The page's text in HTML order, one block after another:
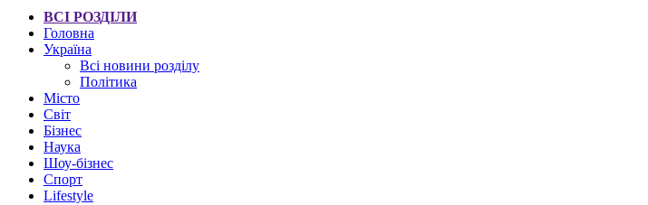
ВСІ РОЗДІЛИ
Головна
Україна
Всі новини розділу
Політика
Місто
Світ
Бізнес
Наука
Шоу-бізнес
Спорт
Lifestyle